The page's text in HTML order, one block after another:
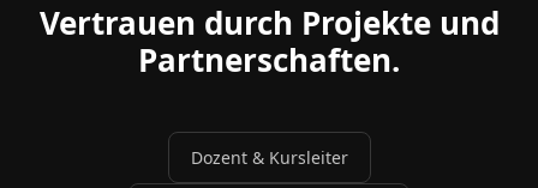
Vertrauen durch Projekte und
Partnerschaften.
Dozent & Kursleiter